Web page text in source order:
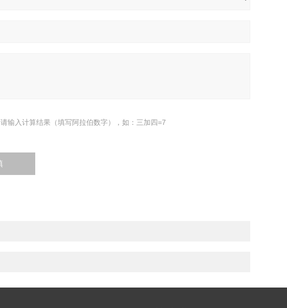
请输入计算结果（填写阿拉伯数字），如：三加四=7